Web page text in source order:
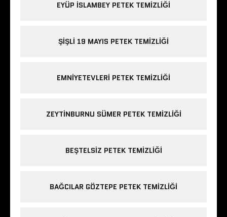
EYÜP ISLAMBEY PETEK TEMIZLIĞI
ŞIŞLI 19 MAYIS PETEK TEMIZLIĞI
EMNIYETEVLERI PETEK TEMIZLIĞI
ZEYTINBURNU SÜMER PETEK TEMIZLIĞI
BEŞTELSIZ PETEK TEMIZLIĞI
BAĞCILAR GÖZTEPE PETEK TEMIZLIĞI